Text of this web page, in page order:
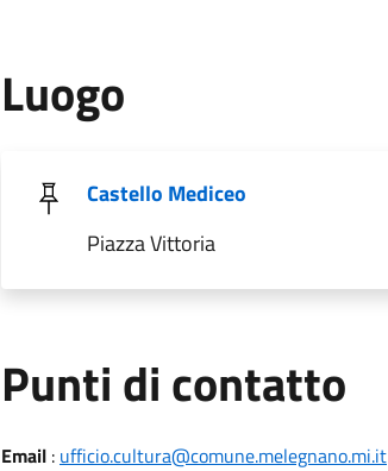
Luogo
Castello Mediceo
Piazza Vittoria
Punti di contatto
Email: ufficio.cultura@comune.melegnano.mi.it